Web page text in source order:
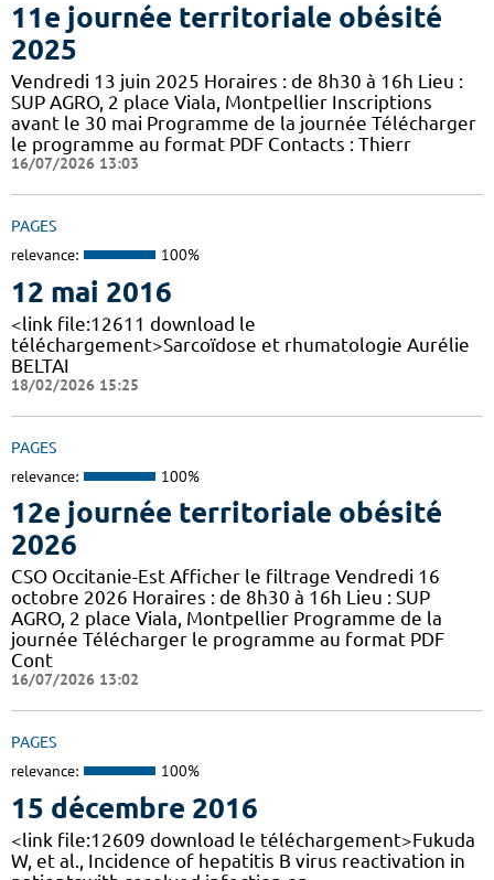
11e journée territoriale obésité
2025
Vendredi 13 juin 2025 Horaires : de 8h30 à 16h Lieu :
SUP AGRO, 2 place Viala, Montpellier Inscriptions
avant le 30 mai Programme de la journée Télécharger
le programme au format PDF Contacts : Thierr
16/07/2026 13:03
PAGES
relevance: 100%
12 mai 2016
<link file:12611 download le
téléchargement>Sarcoïdose et rhumatologie Aurélie
BELTAI
18/02/2026 15:25
PAGES
relevance: 100%
12e journée territoriale obésité
2026
CSO Occitanie-Est Afficher le filtrage Vendredi 16
octobre 2026 Horaires : de 8h30 à 16h Lieu : SUP
AGRO, 2 place Viala, Montpellier Programme de la
journée Télécharger le programme au format PDF
Cont
16/07/2026 13:02
PAGES
relevance: 100%
15 décembre 2016
<link file:12609 download le téléchargement>Fukuda
W, et al., Incidence of hepatitis B virus reactivation in